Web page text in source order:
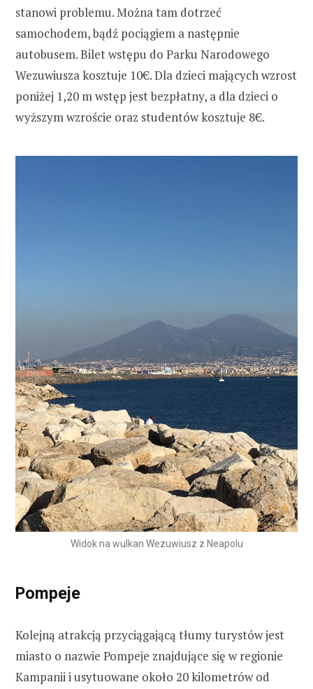
stanowi problemu. Można tam dotrzeć
samochodem, bądź pociągiem a następnie
autobusem. Bilet wstępu do Parku Narodowego
Wezuwiusza kosztuje 10€. Dla dzieci mających wzrost
poniżej 1,20 m wstęp jest bezpłatny, a dla dzieci o
wyższym wzroście oraz studentów kosztuje 8€.
Widok na wulkan Wezuwiusz z Neapolu
Pompeje
Kolejną atrakcją przyciągającą tłumy turystów jest
miasto o nazwie Pompeje znajdujące się w regionie
Kampanii i usytuowane około 20 kilometrów od